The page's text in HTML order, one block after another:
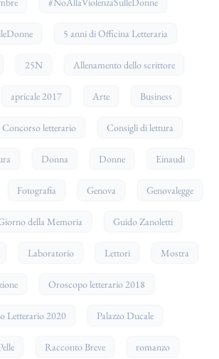
5 anni di Officina Letteraria
25N Allenamento dello scrittore
apricale 2017 Arte Business
Concorso letterario Consigli di lettura
Donna Donne Einaudi
Fotografia Genova Genovalegge
della Memoria Guido Zanoletti
Laboratorio Lettori Mostra
Oroscopo letterario 2018
Letterario 2020 Palazzo Ducale
Racconto Breve romanzo